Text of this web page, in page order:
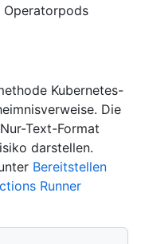
Operatorpods
Kubernetes-
Die
Text-Format
darstellen.
Bereitstellen
Runner